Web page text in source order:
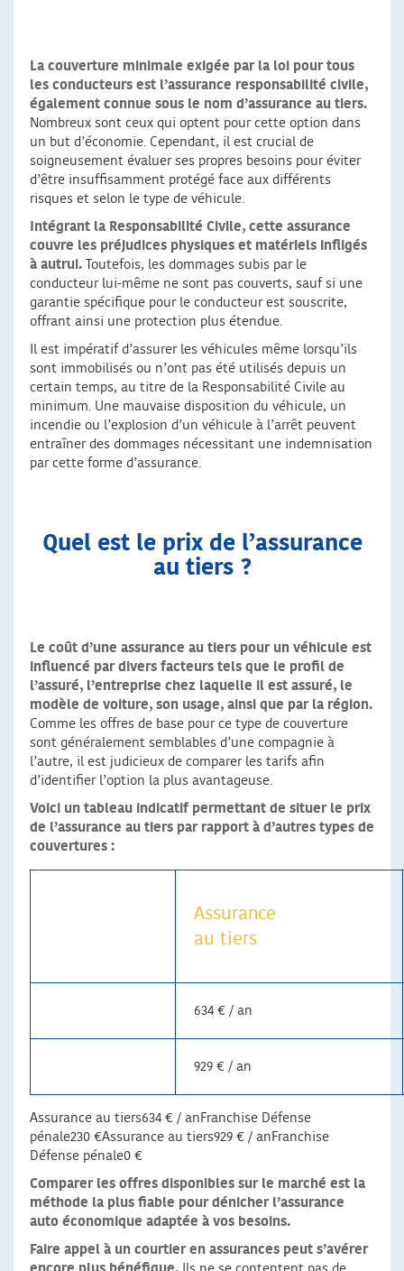
La couverture minimale exigée par la loi pour tous
les conducteurs est l’assurance responsabilité civile,
également connue sous le nom d’assurance au tiers.
Nombreux sont ceux qui optent pour cette option dans
un but d’économie. Cependant, il est crucial de
soigneusement évaluer ses propres besoins pour éviter
d’être insuffisamment protégé face aux différents
risques et selon le type de véhicule.
Intégrant la Responsabilité Civile, cette assurance
couvre les préjudices physiques et matériels infligés
à autrui. Toutefois, les dommages subis par le
conducteur lui-même ne sont pas couverts, sauf si une
garantie spécifique pour le conducteur est souscrite,
offrant ainsi une protection plus étendue.
Il est impératif d’assurer les véhicules même lorsqu’ils
sont immobilisés ou n’ont pas été utilisés depuis un
certain temps, au titre de la Responsabilité Civile au
minimum. Une mauvaise disposition du véhicule, un
incendie ou l’explosion d’un véhicule à l’arrêt peuvent
entraîner des dommages nécessitant une indemnisation
par cette forme d’assurance.
Quel est le prix de l’assurance
au tiers ?
Le coût d’une assurance au tiers pour un véhicule est
influencé par divers facteurs tels que le profil de
l’assuré, l’entreprise chez laquelle il est assuré, le
modèle de voiture, son usage, ainsi que par la région.
Comme les offres de base pour ce type de couverture
sont généralement semblables d’une compagnie à
l’autre, il est judicieux de comparer les tarifs afin
d’identifier l’option la plus avantageuse.
Voici un tableau indicatif permettant de situer le prix
de l’assurance au tiers par rapport à d’autres types de
couvertures :
Assurance
au tiers
634 € / an
929 € / an
Assurance au tiers634 € / anFranchise Défense
pénale230 €Assurance au tiers929 € / anFranchise
Défense pénale0 €
Comparer les offres disponibles sur le marché est la
méthode la plus fiable pour dénicher l’assurance
auto économique adaptée à vos besoins.
Faire appel à un courtier en assurances peut s’avérer